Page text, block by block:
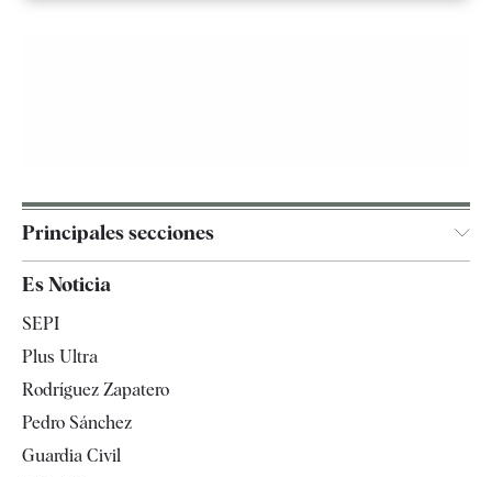
Principales secciones
España
Televisión
Es Noticia
SEPI
Plus Ultra
Rodríguez Zapatero
Pedro Sánchez
Guardia Civil